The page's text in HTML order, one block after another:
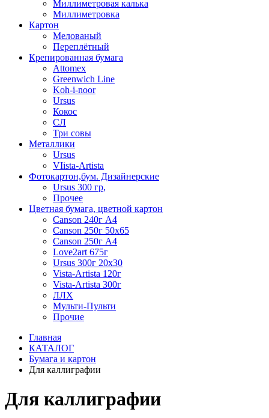
Миллиметровая калька
Миллиметровка
Картон
Мелованый
Переплётный
Крепированная бумага
Attomex
Greenwich Line
Koh-i-noor
Ursus
Кокос
СЛ
Три совы
Металлики
Ursus
VIista-Artista
Фотокартон,бум. Дизайнерские
Ursus 300 гр,
Прочее
Цветная бумага, цветной картон
Canson 240г А4
Canson 250г 50х65
Canson 250г А4
Love2art 675г
Ursus 300г 20х30
Vista-Artista 120г
Vista-Artista 300г
ЛЛХ
Мульти-Пульти
Прочие
Главная
КАТАЛОГ
Бумага и картон
Для каллиграфии
Для каллиграфии